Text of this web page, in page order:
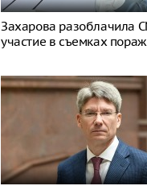
Захарова разоблачила
участие в съемках